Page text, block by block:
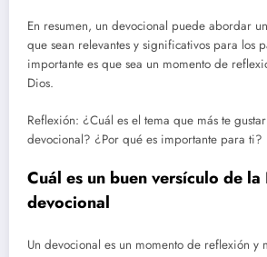
En resumen, un devocional puede abordar
que sean relevantes y significativos para los
importante es que sea un momento de
Dios.
Reflexión: ¿Cuál es el tema que más te
devocional? ¿Por qué es importante para ti?
Cuál es un buen versículo de
devocional
Un devocional es un momento de reflexión y